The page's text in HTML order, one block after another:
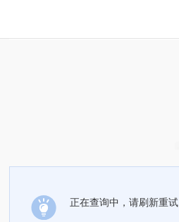
正在查询中，请刷新重试